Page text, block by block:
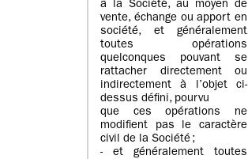
à la Société, au moyen de
vente, échange ou apport en
société, et généralement
toutes opérations
quelconques pouvant se
rattacher directement ou
indirectement à l’objet ci-
dessus défini, pourvu
que ces opérations ne
modifient pas le caractère
civil de la Société ;
- et généralement toutes